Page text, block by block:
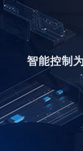
智能控制